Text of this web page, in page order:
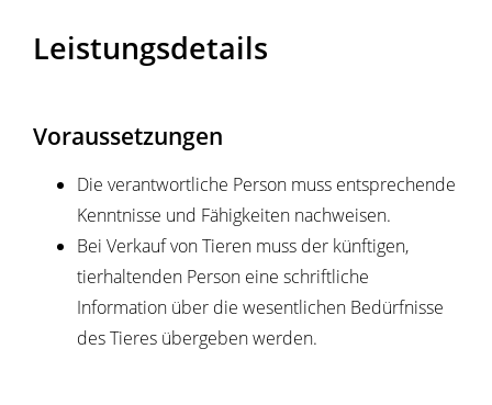
Leistungsdetails
Voraussetzungen
Die verantwortliche Person muss entsprechende
Kenntnisse und Fähigkeiten nachweisen.
Bei Verkauf von Tieren muss der künftigen,
tierhaltenden Person eine schriftliche
Information über die wesentlichen Bedürfnisse
des Tieres übergeben werden.